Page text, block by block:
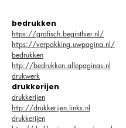
bedrukken
https://grafisch.beginthier.nl/
https://verpakking.uwpagina.nl/
bedrukken
http://bedrukken.allepaginas.nl
drukwerk
drukkerijen
drukkerijen
http://drukkerijen.links.nl
drukkerijen